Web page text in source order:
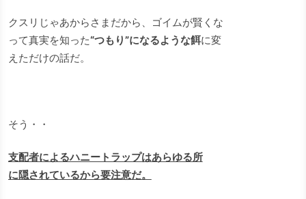
クスリじゃあからさまだから、ゴイムが賢くな
って真実を知った“つもり”になるような餌に変
えただけの話だ。
そう・・
支配者によるハニートラップはあらゆる所
に隠されているから要注意だ。